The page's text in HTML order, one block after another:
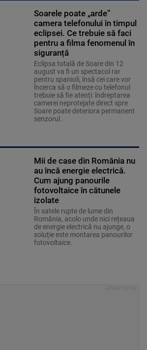
Soarele poate „arde”
camera telefonului în timpul
eclipsei. Ce trebuie să faci
pentru a filma fenomenul în
siguranță
Eclipsa totală de Soare din 12
august va fi un spectacol rar
pentru spanioli, însă cei care vor
încerca să o filmeze cu telefonul
trebuie să fie atenți: îndreptarea
camerei neprotejate direct spre
Soare poate deteriora permanent
senzorul.
Mii de case din România nu
au încă energie electrică.
Cum ajung panourile
fotovoltaice în cătunele
izolate
În satele rupte de lume din
România, acolo unde nici rețeaua
de energie electrică nu ajunge, o
soluție este montarea panourilor
fotovoltaice.